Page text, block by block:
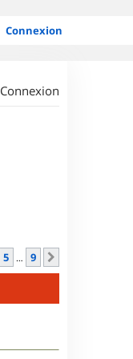
Connexion
Connexion
5 … 9